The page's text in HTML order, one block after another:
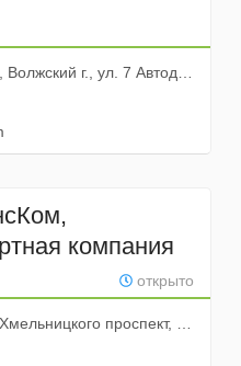
г., ул. 7 Автодорода, 6б, оф. 202
компания
открыто
проспект, 111